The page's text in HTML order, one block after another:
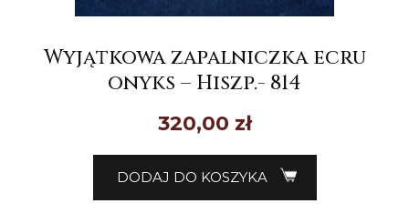
Wyjątkowa zapalniczka ecru
onyks – Hiszp.- 814
320,00 zł
DODAJ DO KOSZYKA